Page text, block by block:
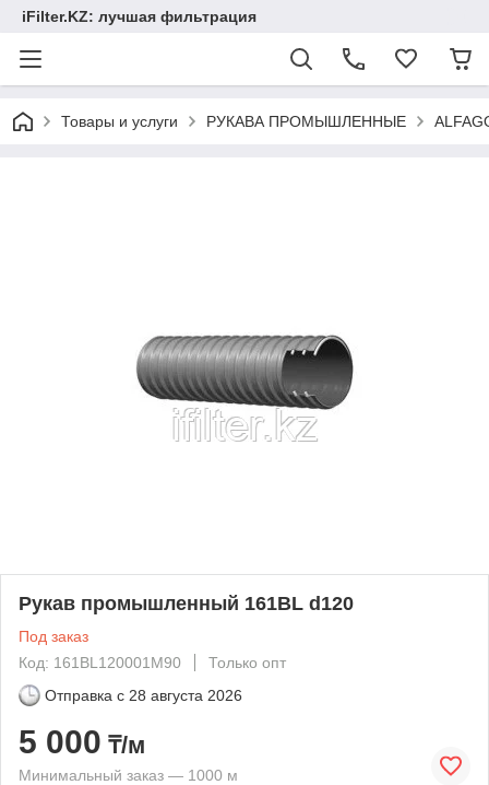
iFilter.KZ: лучшая фильтрация
Товары и услуги РУКАВА ПРОМЫШЛЕННЫЕ
Рукав промышленный 161BL d120
Под заказ
Код: 161BL120001M90
Только опт
Отправка с 28 августа 2026
5 000 ₸/м
Минимальный заказ — 1000 м